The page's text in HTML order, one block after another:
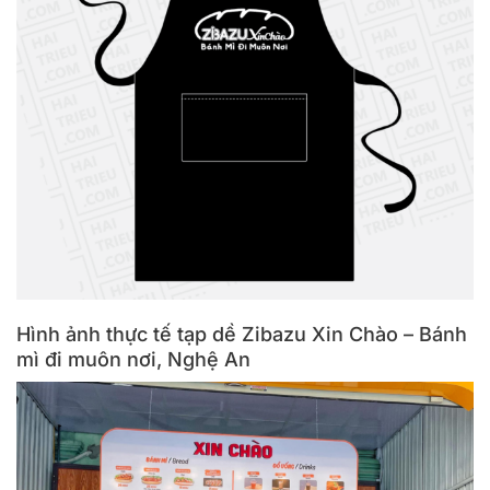
Hình ảnh thực tế tạp dề Zibazu Xin Chào – Bánh
mì đi muôn nơi, Nghệ An